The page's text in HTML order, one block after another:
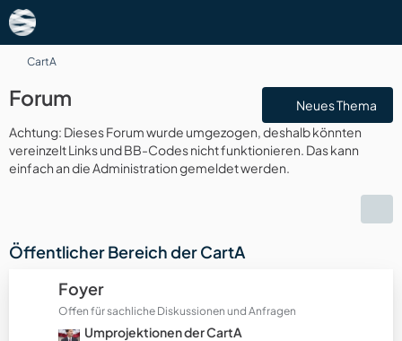
CartA
Forum
Neues Thema
Achtung: Dieses Forum wurde umgezogen, deshalb könnten
vereinzelt Links und BB-Codes nicht funktionieren. Das kann
einfach an die Administration gemeldet werden.
Öffentlicher Bereich der CartA
Foyer
Offen für sachliche Diskussionen und Anfragen
L
Umprojektionen der CartA